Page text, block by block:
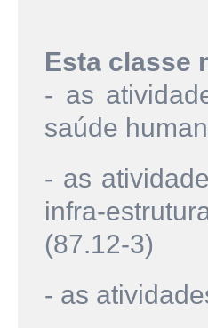
Esta classe
- as
saúde
- as
infra-
(87.12-3)
- as